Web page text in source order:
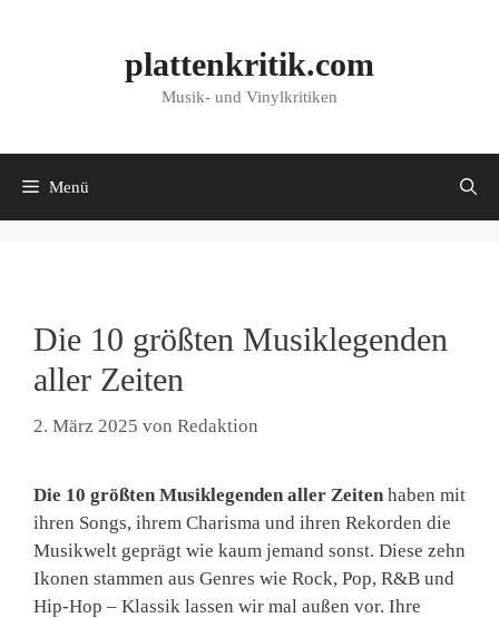
plattenkritik.com
Musik- und Vinylkritiken
Menü
Die 10 größten Musiklegenden
aller Zeiten
2. März 2025 von Redaktion
Die 10 größten Musiklegenden aller Zeiten haben mit
ihren Songs, ihrem Charisma und ihren Rekorden die
Musikwelt geprägt wie kaum jemand sonst. Diese zehn
Ikonen stammen aus Genres wie Rock, Pop, R&B und
Hip-Hop – Klassik lassen wir mal außen vor. Ihre